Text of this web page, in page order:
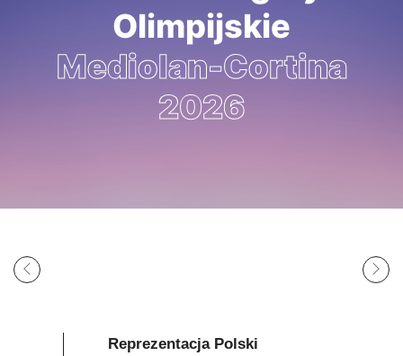
Olimpijskie
Mediolan-Cortina
2026
ZIO w historii startów
Reprezentacja Polski